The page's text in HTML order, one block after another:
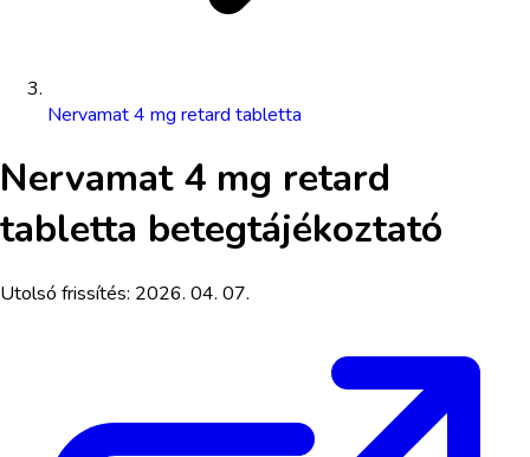
Nervamat 4 mg retard tabletta
Nervamat 4 mg retard
tabletta betegtájékoztató
Utolsó frissítés: 2026. 04. 07.